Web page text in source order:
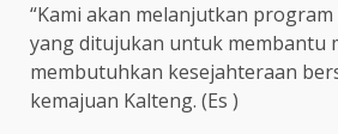
“Kami akan melanjutkan
yang ditujukan untuk membantu
membutuhkan kesejahteraan
kemajuan Kalteng. (Es )